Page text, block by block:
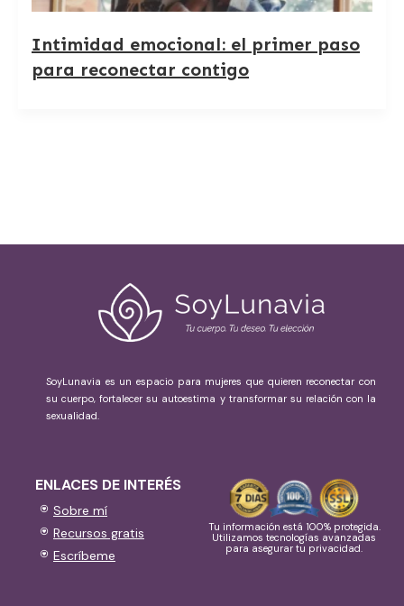
Intimidad emocional: el primer paso
para reconectar contigo
SoyLunavia es un espacio para mujeres que quieren reconectar con
su cuerpo, fortalecer su autoestima y transformar su relación con la
sexualidad.
ENLACES DE INTERÉS
Sobre mí
Recursos gratis
Escríbeme
Tu información está 100% protegida.
Utilizamos tecnologías avanzadas
para asegurar tu privacidad.